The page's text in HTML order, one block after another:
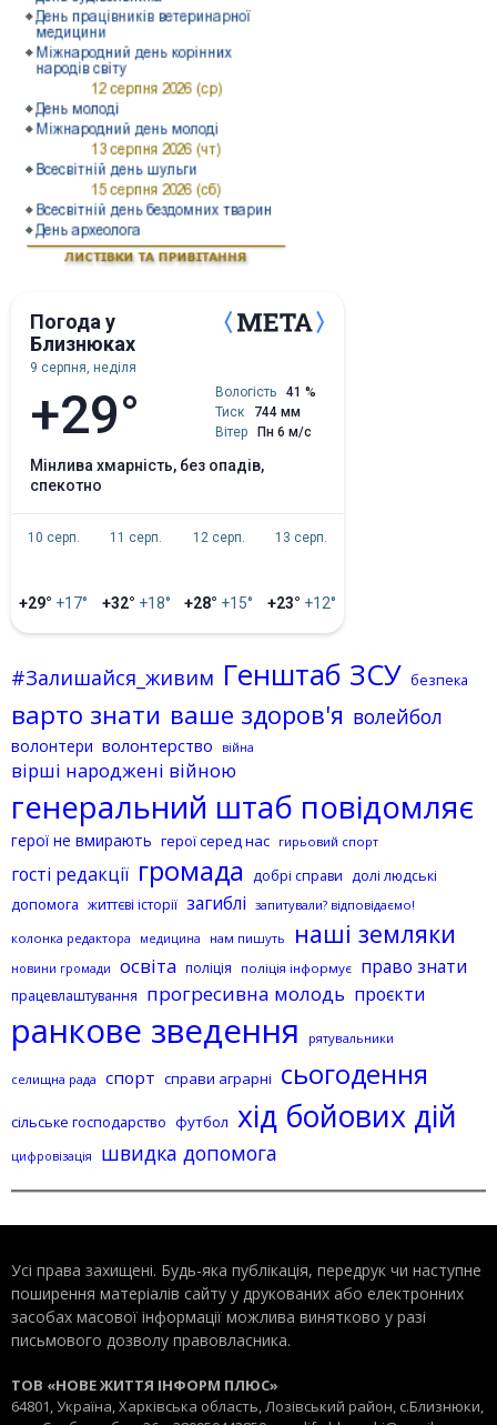
Погода у
Близнюках
9 серпня, неділя
+29° Вологість
41 %
Тиск
744 мм
Вітер
Пн 6 м/с
мінлива хмарність, без опадів,
спекотно
10 серп.
+29° +17°
11 серп.
+32° +18°
12 серп.
+28° +15°
13 серп.
+23° +12°
#Залишайся_живим Генштаб ЗСУ безпека
варто знати ваше здоров'я волейбол
волонтери волонтерство війна
вірші народжені війною
генеральний штаб повідомляє
герої не вмирають герої серед нас гирьовий спорт
гості редакції громада добрі справи долі людські
допомога життєві історії загиблі запитували? відповідаємо!
колонка редактора
медицина нам пишуть наші земляки
новини громади освіта поліція поліція інформує право знати
працевлаштування прогресивна молодь проєкти
ранкове зведення рятувальники
селищна рада спорт справи аграрні сьогодення
сільське господарство футбол хід бойових дій
цифровізація швидка допомога
Усі права захищені. Будь-яка публiкацiя, передрук чи наступне
поширення матеріалів сайту у друкованих або електронних
засобах масової інформації можлива винятково у разі
письмового дозволу правовласника.
ТОВ «НОВЕ ЖИТТЯ ІНФОРМ ПЛЮС»
64801, Україна, Харківська область, Лозівський район, с.Близнюки,